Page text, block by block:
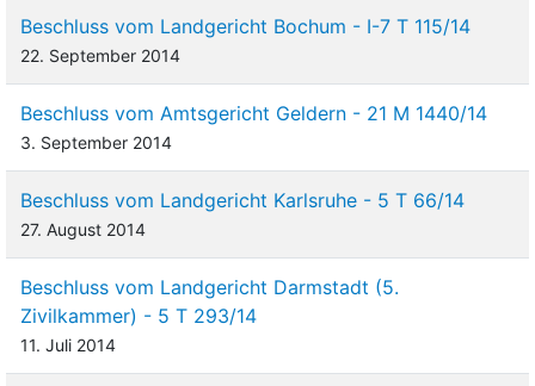
Beschluss vom Landgericht Bochum - I-7 T 115/14
22. September 2014
Beschluss vom Amtsgericht Geldern - 21 M 1440/14
3. September 2014
Beschluss vom Landgericht Karlsruhe - 5 T 66/14
27. August 2014
Beschluss vom Landgericht Darmstadt (5.
Zivilkammer) - 5 T 293/14
11. Juli 2014